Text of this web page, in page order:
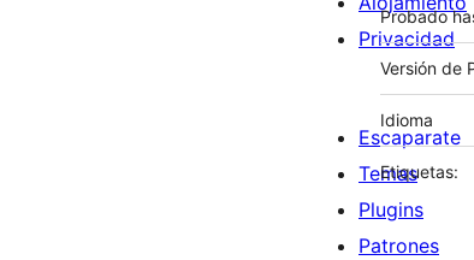
Probado
Versión de
Idioma
Etiquetas:
Privacidad
Escaparate
Temas
Plugins
Patrones